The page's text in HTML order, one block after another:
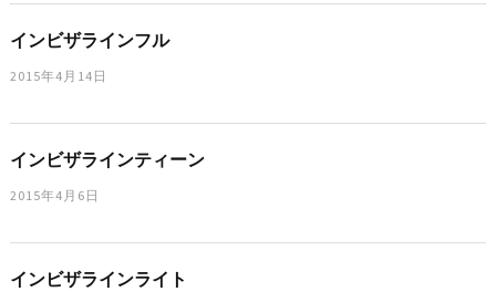
インビザラインフル
2015年4月14日
インビザラインティーン
2015年4月6日
インビザラインライト